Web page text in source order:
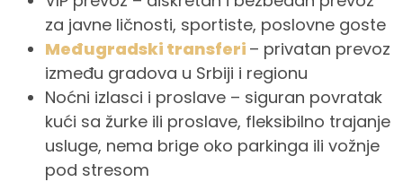
za javne ličnosti, sportiste, poslovne goste
Međugradski transferi – privatan prevoz
između gradova u Srbiji i regionu
Noćni izlasci i proslave – siguran povratak
kući sa žurke ili proslave, fleksibilno trajanje
usluge, nema brige oko parkinga ili vožnje
pod stresom